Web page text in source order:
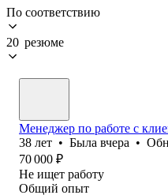
По соответствию
20 резюме
Менеджер по работе с
38 лет • Была вчера •
70 000 ₽
Не ищет работу
Общий опыт